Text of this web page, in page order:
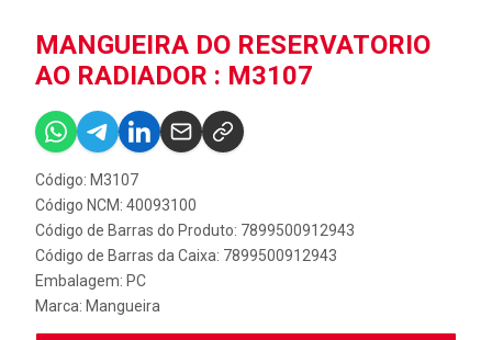
MANGUEIRA DO RESERVATORIO
AO RADIADOR : M3107
Código: M3107
Código NCM: 40093100
Código de Barras do Produto: 7899500912943
Código de Barras da Caixa: 7899500912943
Embalagem: PC
Marca: Mangueira